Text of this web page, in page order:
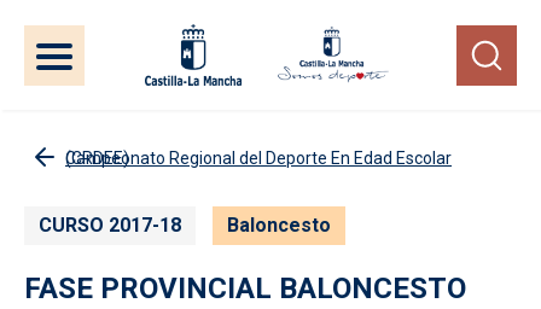
Campeonato Regional del Deporte En Edad Escolar (CRDEE)
CURSO 2017-18 Baloncesto
FASE PROVINCIAL BALONCESTO